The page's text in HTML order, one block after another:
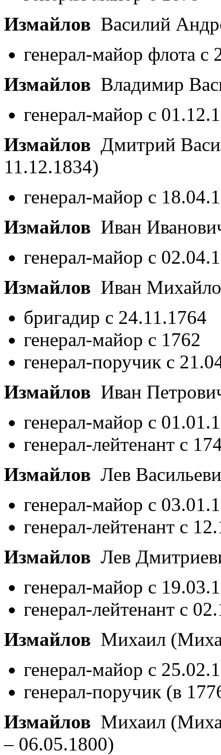
Измайлов Василий
генерал-майор флота с
Измайлов Владимир
генерал-майор с
Измайлов Дмитрий
11.12.1834)
генерал-майор с
Измайлов Иван
генерал-майор с
Измайлов Иван
бригадир с 24.11.1764
генерал-майор с 1762
генерал-поручик с
Измайлов Иван
генерал-майор с
генерал-лейтенант с
Измайлов Лев
генерал-майор с
генерал-лейтенант с
Измайлов Лев
генерал-майор с
генерал-лейтенант с
Измайлов Михаил
генерал-майор с
генерал-поручик (в
Измайлов Михаил
– 06.05.1800)